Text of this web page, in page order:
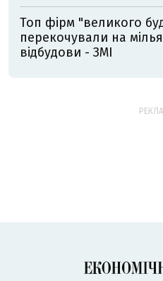
Топ фірм "великого
перекочували на
відбудови - ЗМІ